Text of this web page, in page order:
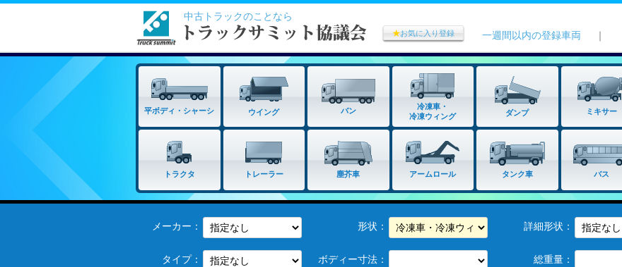
中古トラックのことなら
★お気に入り登録 一週間以内の登録車両 ｜
平ボディ・シャーシ ウイング バン
冷凍車・
冷凍ウィング
ダンプ ミキサー
トラクタ トレーラー 塵芥車 アームロール タンク車 バス
メーカー： 形状： 詳細形状：
タイプ： ボディー寸法： 総重量：